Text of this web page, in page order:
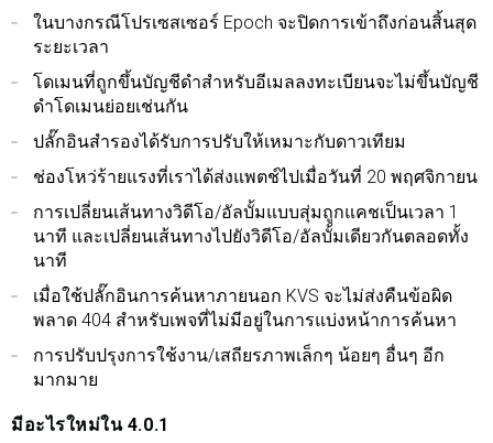
ในบางกรณีโปรเซสเซอร์ Epoch จะปิดการเข้าถึงก่อนสิ้นสุด
ระยะเวลา
โดเมนที่ถูกขึ้นบัญชีดำสำหรับอีเมลลงทะเบียนจะไม่ขึ้นบัญชี
ดำโดเมนย่อยเช่นกัน
ปลั๊กอินสำรองได้รับการปรับให้เหมาะกับดาวเทียม
ช่องโหว่ร้ายแรงที่เราได้ส่งแพตช์ไปเมื่อวันที่ 20 พฤศจิกายน
การเปลี่ยนเส้นทางวิดีโอ/อัลบั้มแบบสุ่มถูกแคชเป็นเวลา 1
นาที และเปลี่ยนเส้นทางไปยังวิดีโอ/อัลบั้มเดียวกันตลอดทั้ง
นาที
เมื่อใช้ปลั๊กอินการค้นหาภายนอก KVS จะไม่ส่งคืนข้อผิด
พลาด 404 สำหรับเพจที่ไม่มีอยู่ในการแบ่งหน้าการค้นหา
การปรับปรุงการใช้งาน/เสถียรภาพเล็กๆ น้อยๆ อื่นๆ อีก
มากมาย
มีอะไรใหม่ใน 4.0.1